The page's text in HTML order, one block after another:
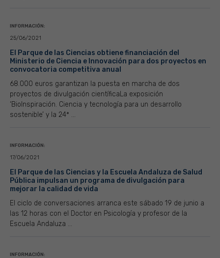
INFORMACIÓN:
25/06/2021
El Parque de las Ciencias obtiene financiación del
Ministerio de Ciencia e Innovación para dos proyectos en
convocatoria competitiva anual
68.000 euros garantizan la puesta en marcha de dos
proyectos de divulgación científicaLa exposición
‘BioInspiración. Ciencia y tecnología para un desarrollo
sostenible’ y la 24ª ...
INFORMACIÓN:
17/06/2021
El Parque de las Ciencias y la Escuela Andaluza de Salud
Pública impulsan un programa de divulgación para
mejorar la calidad de vida
El ciclo de conversaciones arranca este sábado 19 de junio a
las 12 horas con el Doctor en Psicología y profesor de la
Escuela Andaluza ...
INFORMACIÓN: